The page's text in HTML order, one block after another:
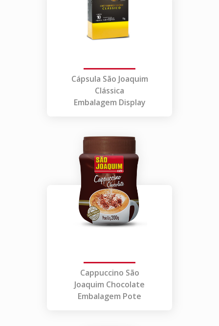
Cápsula São Joaquim
Clássica
Embalagem Display
Cappuccino São
Joaquim Chocolate
Embalagem Pote